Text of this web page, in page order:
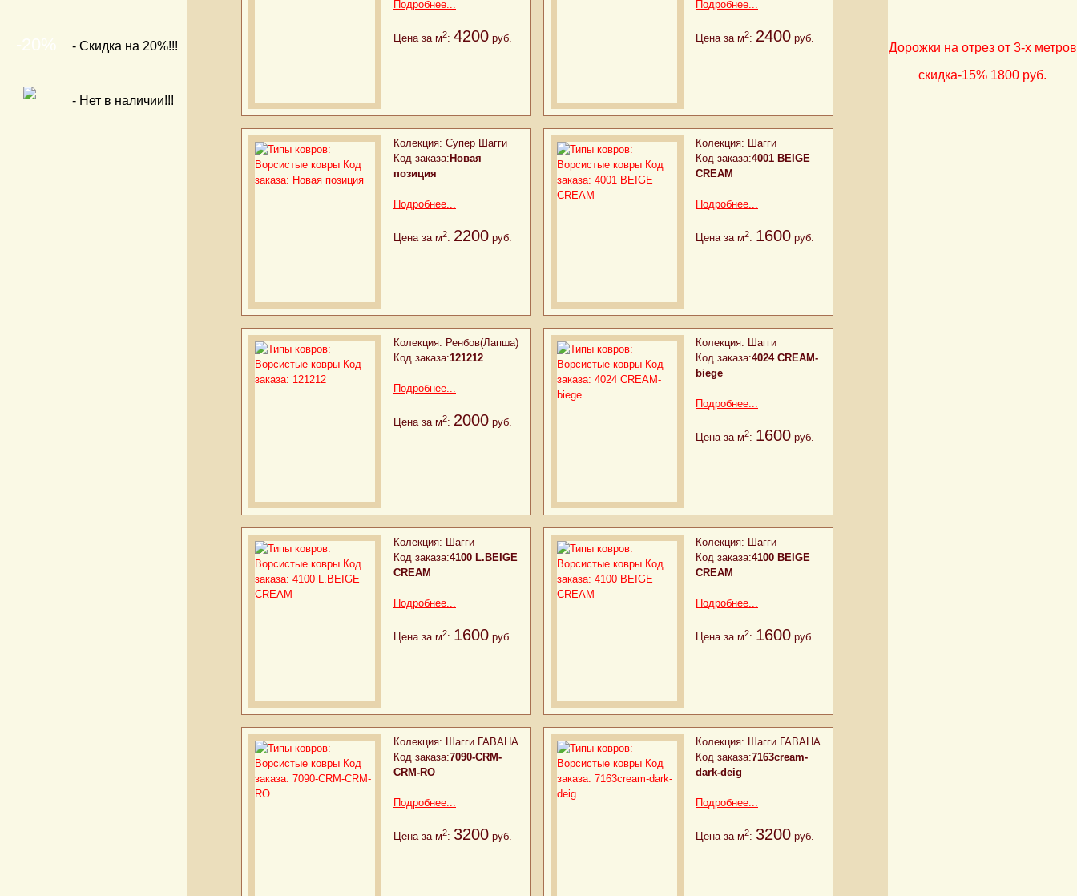
-20% - Скидка на 20%!!!
- Нет в наличии!!!
Подробнее...
Цена за м2: 4200 руб.
Подробнее...
Цена за м2: 2400 руб.
Колекция: Супер Шагги
Код заказа: Новая
позиция
Подробнее...
Цена за м2: 2200 руб.
Колекция: Шагги
Код заказа:4001 BEIGE
CREAM
Подробнее...
Цена за м2: 1600 руб.
Колекция: Ренбов(Лапша)
Код заказа:121212
Подробнее...
Цена за м2: 2000 руб.
Колекция: Шагги
Код заказа:4024 CREAM-
biege
Подробнее...
Цена за м2: 1600 руб.
Колекция: Шагги
Код заказа:4100 L.BEIGE
CREAM
Подробнее...
Цена за м2: 1600 руб.
Колекция: Шагги
Код заказа:4100 BEIGE
CREAM
Подробнее...
Цена за м2: 1600 руб.
Колекция: Шагги ГАВАНА
Код заказа:7090-CRM-
CRM-RO
Подробнее...
Цена за м2: 3200 руб.
Колекция: Шагги ГАВАНА
Код заказа:7163cream-
dark-deig
Подробнее...
Цена за м2: 3200 руб.
Дорожки на отрез от 3-х метров
скидка-15% 1800 руб.